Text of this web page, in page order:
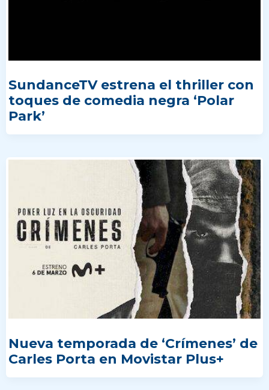
SundanceTV estrena el thriller con
toques de comedia negra ‘Polar
Park’
Nueva temporada de ‘Crímenes’ de
Carles Porta en Movistar Plus+